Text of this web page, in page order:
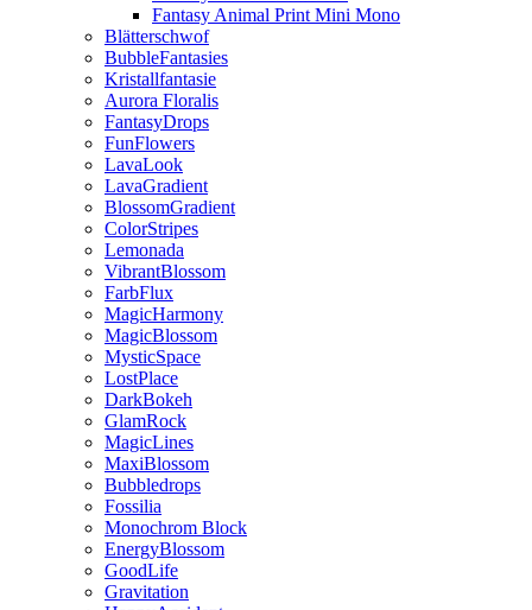
Fantasy Animal Print Mini Mono
Blätterschwof
BubbleFantasies
Kristallfantasie
Aurora Floralis
FantasyDrops
FunFlowers
LavaLook
LavaGradient
BlossomGradient
ColorStripes
Lemonada
VibrantBlossom
FarbFlux
MagicHarmony
MagicBlossom
MysticSpace
LostPlace
DarkBokeh
GlamRock
MagicLines
MaxiBlossom
Bubbledrops
Fossilia
Monochrom Block
EnergyBlossom
GoodLife
Gravitation